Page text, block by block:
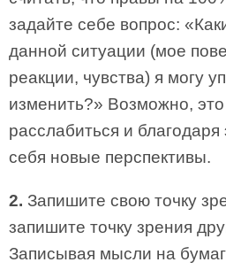
задайте себе вопрос:
данной ситуации (мое
реакции, чувства) я могу
изменить?» Возможно,
расслабиться и
себя новые перспективы.
2. Запишите свою точку
запишите точку зрения
Записывая мысли на